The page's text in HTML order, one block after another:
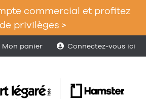
commercial et profitez
de privilèges >
Mon panier Connectez-vous ici